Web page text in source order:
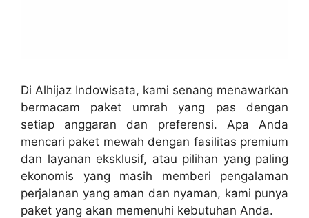
Di Alhijaz Indowisata, kami senang menawarkan
bermacam paket umrah yang pas dengan
setiap anggaran dan preferensi. Apa Anda
mencari paket mewah dengan fasilitas premium
dan layanan eksklusif, atau pilihan yang paling
ekonomis yang masih memberi pengalaman
perjalanan yang aman dan nyaman, kami punya
paket yang akan memenuhi kebutuhan Anda.